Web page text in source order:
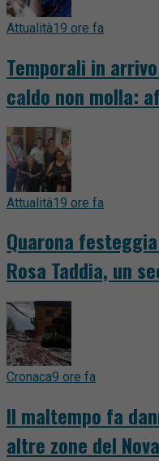
Attualità19 ore fa
Temporali in
caldo non molla:
Attualità19 ore fa
Quarona
Rosa Taddia, un
Cronaca9 ore fa
Il maltempo fa
altre zone del